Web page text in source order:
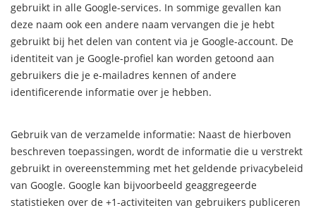
gebruikt in alle Google-services. In sommige gevallen kan
deze naam ook een andere naam vervangen die je hebt
gebruikt bij het delen van content via je Google-account. De
identiteit van je Google-profiel kan worden getoond aan
gebruikers die je e-mailadres kennen of andere
identificerende informatie over je hebben.
Gebruik van de verzamelde informatie: Naast de hierboven
beschreven toepassingen, wordt de informatie die u verstrekt
gebruikt in overeenstemming met het geldende privacybeleid
van Google. Google kan bijvoorbeeld geaggregeerde
statistieken over de +1-activiteiten van gebruikers publiceren